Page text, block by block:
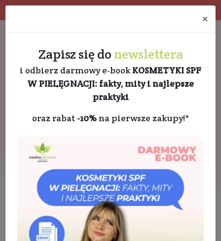
Producenci Ben&Anna
×
Zapisz się do newslettera
i odbierz darmowy e-book KOSMETYKI SPF
W PIELĘGNACJI: fakty, mity i najlepsze
praktyki
oraz rabat -10%na pierwsze zakupy!*